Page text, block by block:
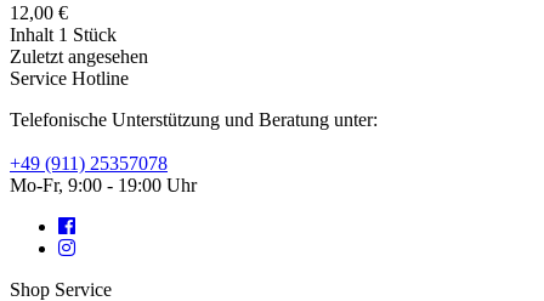
12,00 €
Inhalt 1 Stück
Zuletzt angesehen
Service Hotline
Telefonische Unterstützung und Beratung unter:
+49 (911) 25357078
Mo-Fr, 9:00 - 19:00 Uhr
Shop Service